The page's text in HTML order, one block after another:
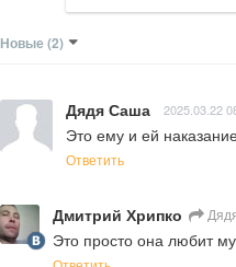
Новые (2)
Дядя Саша 2025.03.22
Это ему и ей
Ответить
Дмитрий Хрипко
Это просто она любит